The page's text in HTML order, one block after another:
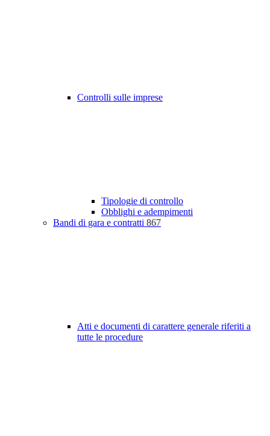
Controlli sulle imprese
Tipologie di controllo
Obblighi e adempimenti
Bandi di gara e contratti 867
Atti e documenti di carattere generale riferiti a
tutte le procedure